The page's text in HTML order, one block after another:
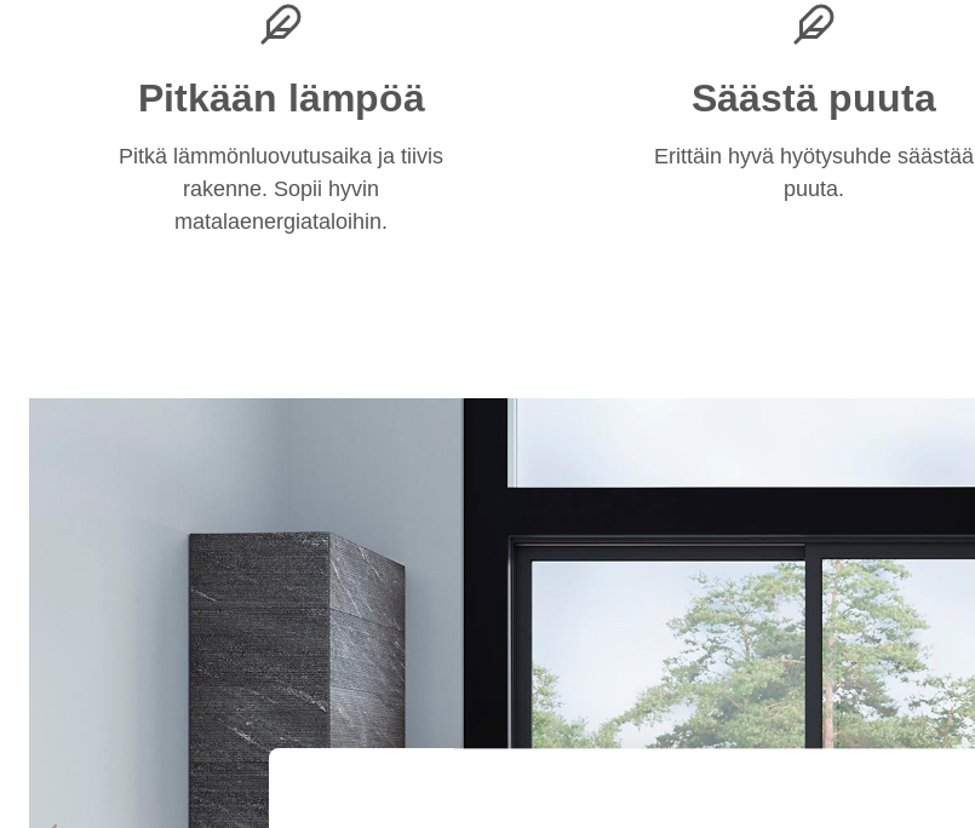
Pitkään lämpöä
Pitkä lämmönluovutusaika ja tiivis
rakenne. Sopii hyvin
matalaenergiataloihin.
Säästä puuta
Erittäin hyvä hyötysuhde säästää
puuta.